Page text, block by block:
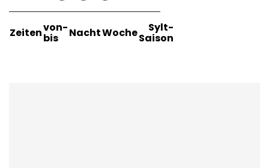
Zeitenvon-
bis NachtWoche Sylt-
Saison